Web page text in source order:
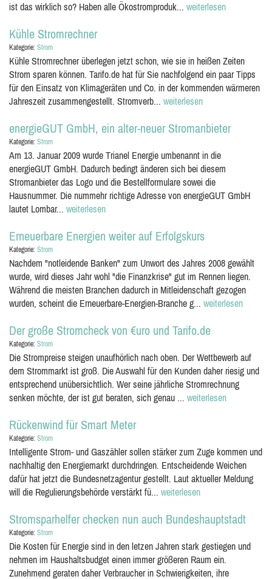
ist das wirklich so? Haben alle Ökostromproduk... weiterlesen
Kühle Stromrechner
Kategorie: Strom
Kühle Stromrechner überlegen jetzt schon, wie sie in heißen Zeiten
Strom sparen können. Tarifo.de hat für Sie nachfolgend ein paar Tipps
für den Einsatz von Klimageräten und Co. in der kommenden wärmeren
Jahreszeit zusammengestellt. Stromverb... weiterlesen
energieGUT GmbH, ein alter-neuer Stromanbieter
Kategorie: Strom
Am 13. Januar 2009 wurde Trianel Energie umbenannt in die
energieGUT GmbH. Dadurch bedingt änderen sich bei diesem
Stromanbieter das Logo und die Bestellformulare sowei die
Hausnummer. Die nummehr richtige Adresse von energieGUT GmbH
lautet Lombar... weiterlesen
Erneuerbare Energien weiter auf Erfolgskurs
Kategorie: Strom
Nachdem "notleidende Banken" zum Unwort des Jahres 2008 gewählt
wurde, wird dieses Jahr wohl "die Finanzkrise" gut im Rennen liegen.
Während die meisten Branchen dadurch in Mitleidenschaft gezogen
wurden, scheint die Erneuerbare-Energien-Branche g... weiterlesen
Der große Stromcheck von €uro und Tarifo.de
Kategorie: Strom
Die Strompreise steigen unaufhörlich nach oben. Der Wettbewerb auf
dem Strommarkt ist groß. Die Auswahl für den Kunden daher riesig und
entsprechend unübersichtlich. Wer seine jährliche Stromrechnung
senken möchte, der ist gut beraten, sich genau ... weiterlesen
Rückenwind für Smart Meter
Kategorie: Strom
Intelligente Strom- und Gaszähler sollen stärker zum Zuge kommen und
nachhaltig den Energiemarkt durchdringen. Entscheidende Weichen
dafür hat jetzt die Bundesnetzagentur gestellt. Laut aktueller Meldung
will die Regulierungsbehörde verstärkt fü... weiterlesen
Stromsparhelfer checken nun auch Bundeshauptstadt
Kategorie: Strom
Die Kosten für Energie sind in den letzen Jahren stark gestiegen und
nehmen im Haushaltsbudget einen immer größeren Raum ein.
Zunehmend geraten daher Verbraucher in Schwierigkeiten, ihre